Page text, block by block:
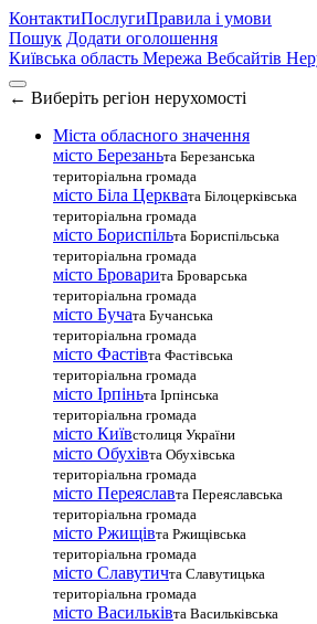
КонтактиПослугиПравила і умови
Пошук Додати оголошення
Київська область Мережа Вебсайтів
← Виберіть регіон нерухомості
Міста обласного значення
місто Березаньта Березанська
територіальна громада
місто Біла Церквата Білоцерківська
територіальна громада
місто Бориспільта Бориспільська
територіальна громада
місто Броварита Броварська
територіальна громада
місто Бучата Бучанська
територіальна громада
місто Фастівта Фастівська
територіальна громада
місто Ірпіньта Ірпінська
територіальна громада
місто Київстолиця України
місто Обухівта Обухівська
територіальна громада
місто Переяславта Переяславська
територіальна громада
місто Ржищівта Ржищівська
територіальна громада
місто Славутичта Славутицька
територіальна громада
місто Василькiвта Васильківська